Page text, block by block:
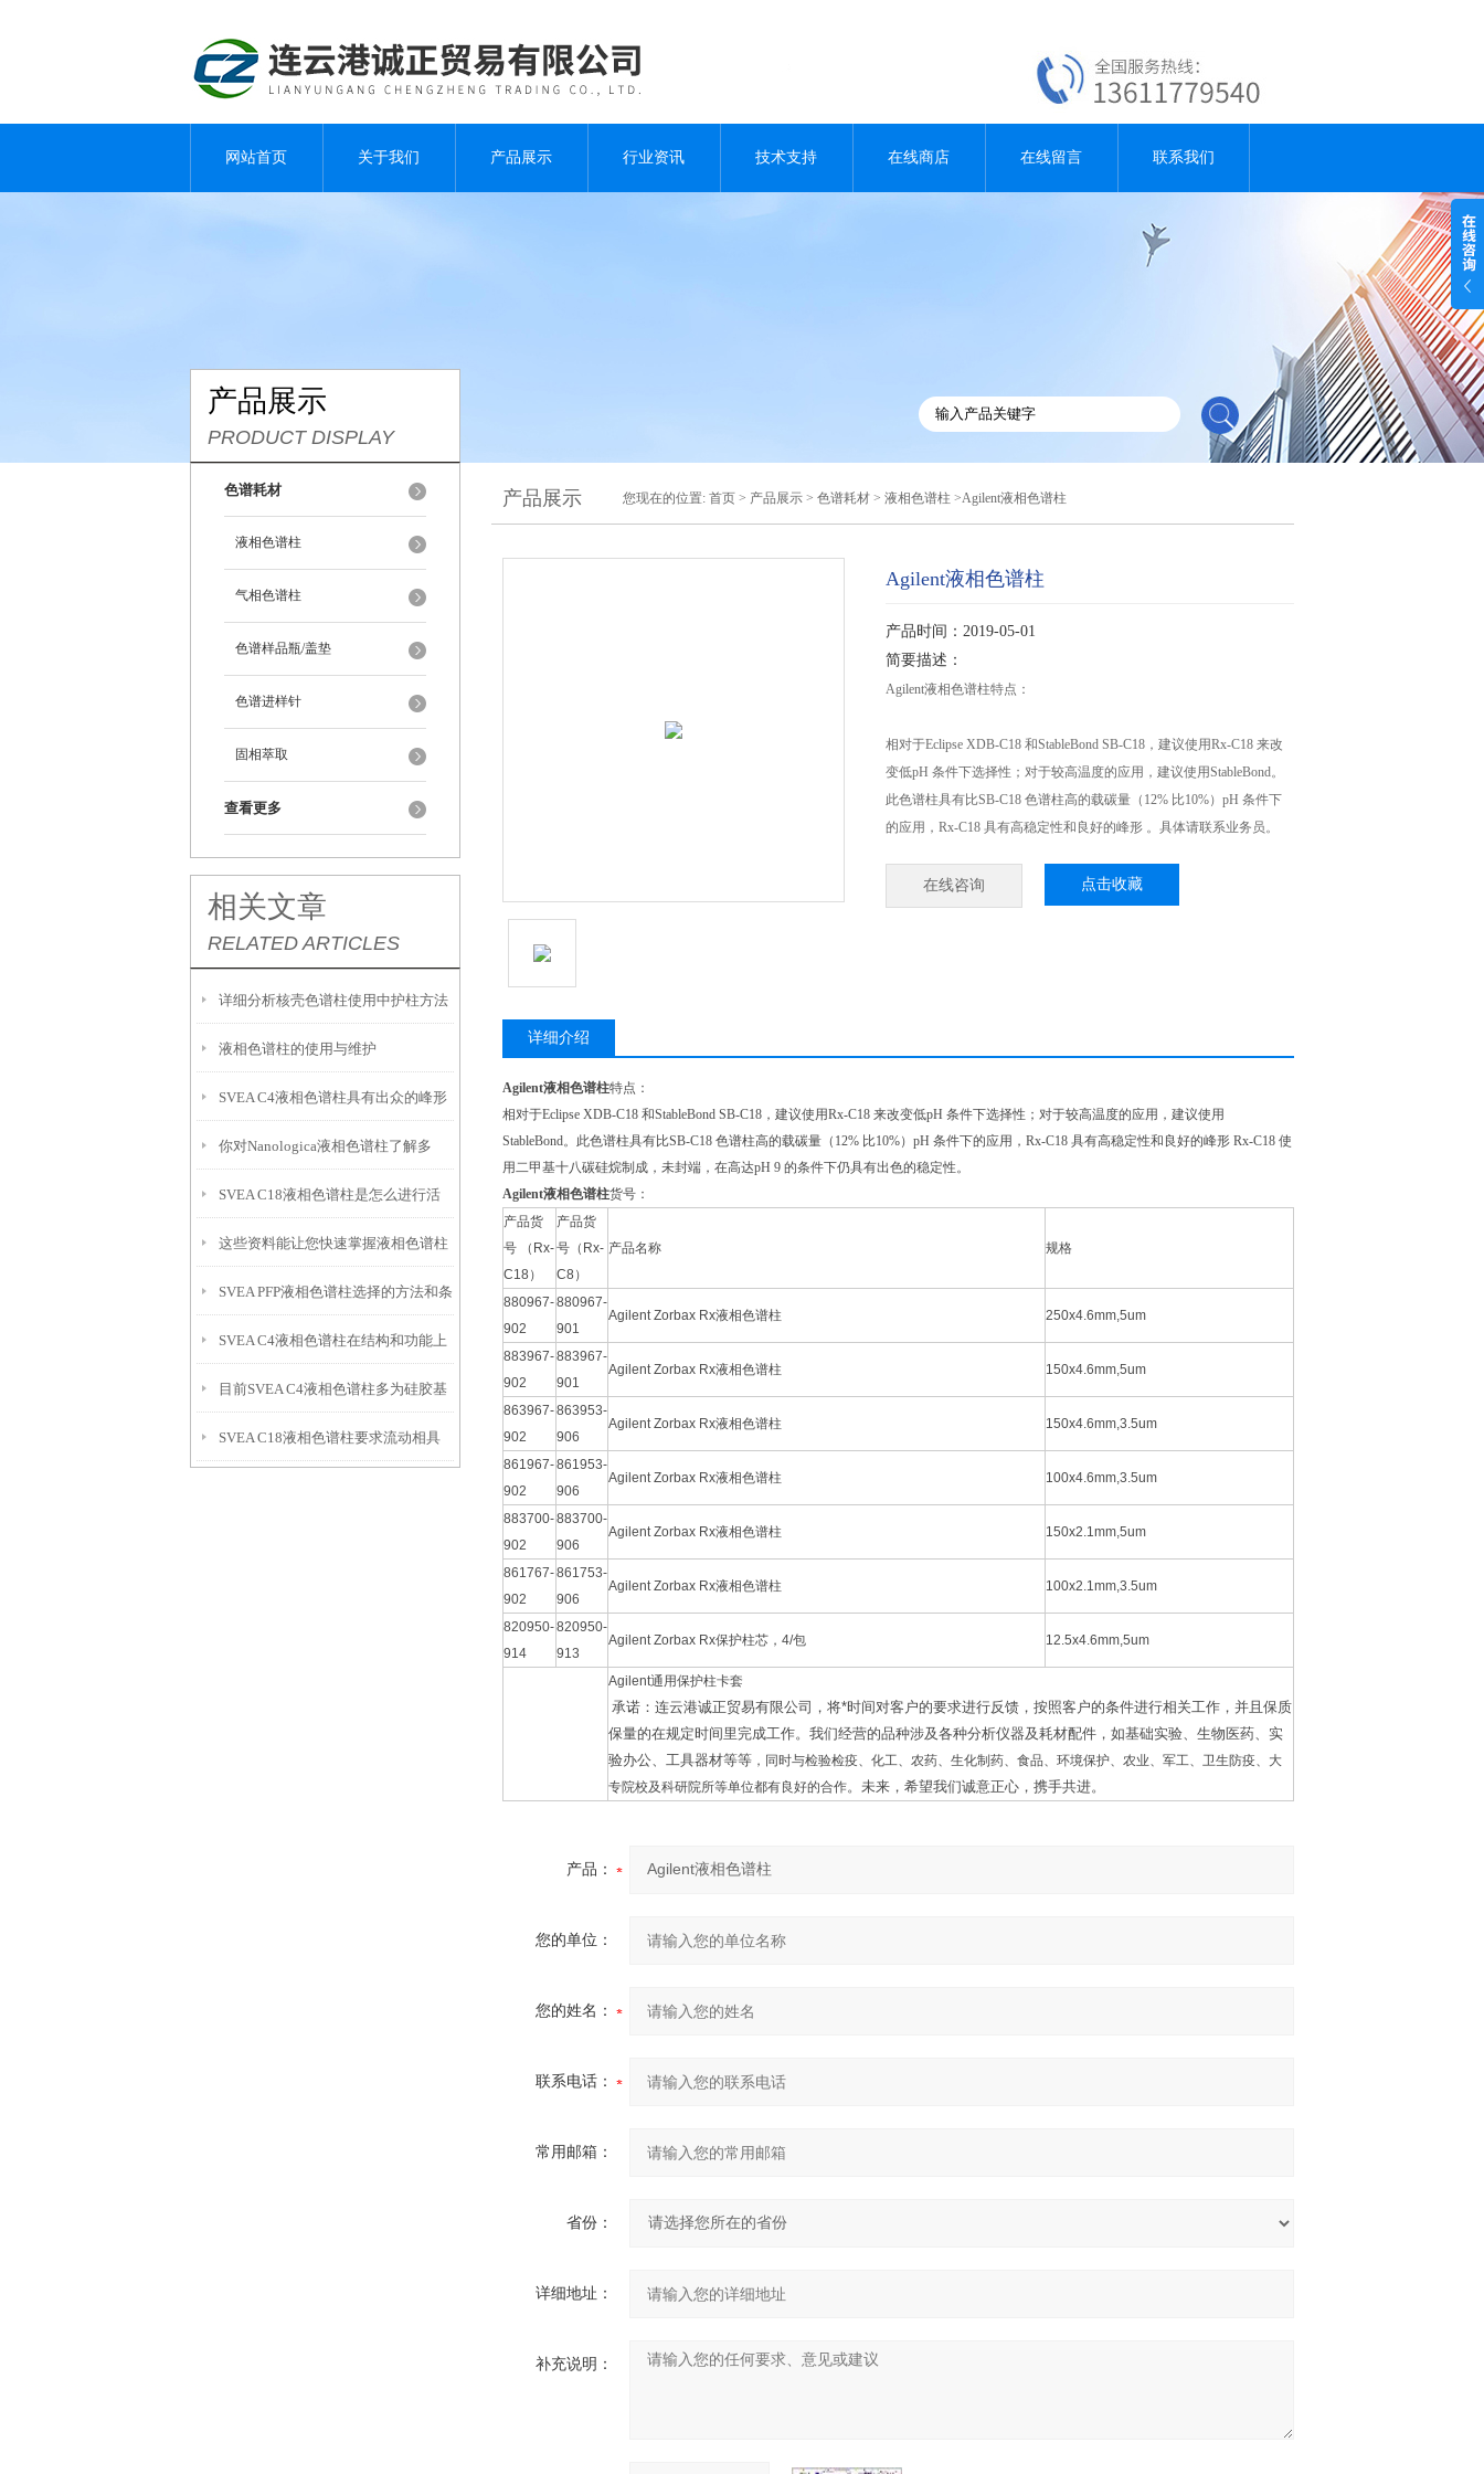
网站首页 关于我们 产品展示 行业资讯 技术支持 在线商店 在线留言 联系我们
产品展示
PRODUCT DISPLAY
色谱耗材
液相色谱柱
气相色谱柱
色谱样品瓶/盖垫
色谱进样针
固相萃取
查看更多
相关文章
RELATED ARTICLES
详细分析核壳色谱柱使用中护柱方法
液相色谱柱的使用与维护
SVEA C4液相色谱柱具有出众的峰形
你对Nanologica液相色谱柱了解多
少？知道以下这些吗？
SVEA C18液相色谱柱是怎么进行活
化的？具体流程如下
这些资料能让您快速掌握液相色谱柱
的结构组成
SVEA PFP液相色谱柱选择的方法和条
件都有什么？
SVEA C4液相色谱柱在结构和功能上
有什么表现？
目前SVEA C4液相色谱柱多为硅胶基
质柱，可细分为以下几类
SVEA C18液相色谱柱要求流动相具
产品展示 您现在的位置: 首页 > 产品展示 > 色谱耗材 > 液相色谱柱 >Agilent液相色谱柱
Agilent液相色谱柱
产品时间：2019-05-01
简要描述：
Agilent液相色谱柱特点：
相对于Eclipse XDB-C18 和StableBond SB-C18，建议使用Rx-C18 来改
变低pH 条件下选择性；对于较高温度的应用，建议使用StableBond。
此色谱柱具有比SB-C18 色谱柱高的载碳量（12% 比10%）pH 条件下
的应用，Rx-C18 具有高稳定性和良好的峰形 。具体请联系业务员。
在线咨询 点击收藏
详细介绍
Agilent液相色谱柱特点：
相对于Eclipse XDB-C18 和StableBond SB-C18，建议使用Rx-C18 来改变低pH 条件下选择性；对于较高温度的应用，建议使用
StableBond。此色谱柱具有比SB-C18 色谱柱高的载碳量（12% 比10%）pH 条件下的应用，Rx-C18 具有高稳定性和良好的峰形 Rx-C18 使
用二甲基十八碳硅烷制成，未封端，在高达pH 9 的条件下仍具有出色的稳定性。
Agilent液相色谱柱货号：
产品货
号 （Rx-
C18）
产品货
号（Rx-
C8）
产品名称 规格
880967-
902
880967-
901
Agilent Zorbax Rx液相色谱柱 250x4.6mm,5um
883967-
902
883967-
901
Agilent Zorbax Rx液相色谱柱 150x4.6mm,5um
863967-
902
863953-
906
Agilent Zorbax Rx液相色谱柱 150x4.6mm,3.5um
861967-
902
861953-
906
Agilent Zorbax Rx液相色谱柱 100x4.6mm,3.5um
883700-
902
883700-
906
Agilent Zorbax Rx液相色谱柱 150x2.1mm,5um
861767-
902
861753-
906
Agilent Zorbax Rx液相色谱柱 100x2.1mm,3.5um
820950-
914
820950-
913
Agilent Zorbax Rx保护柱芯，4/包 12.5x4.6mm,5um
Agilent通用保护柱卡套
承诺：连云港诚正贸易有限公司，将*时间对客户的要求进行反馈，按照客户的条件进行相关工作，并且保质
保量的在规定时间里完成工作。我们经营的品种涉及各种分析仪器及耗材配件，如基础实验、生物医药、实
验办公、工具器材等等 ， 同时与检验检疫、化工、农药、生化制药、食品、环境保护、农业、军工、卫生防疫、大
专院校及科研院所等单位都有良好的合作。未来，希望我们诚意正心，携手共进。
产品：
您的单位：
您的姓名：
联系电话：
常用邮箱：
省份：
详细地址：
补充说明：